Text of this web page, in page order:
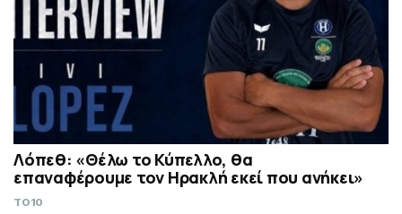
Λόπεθ: «Θέλω το Κύπελλο, θα
επαναφέρουμε τον Ηρακλή εκεί που ανήκει»
TO10